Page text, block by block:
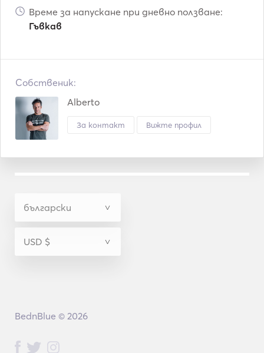
Време за напускане при дневно ползване:
Гъвкав
Собственик:
Alberto
За контакт Вижте профил
BednBlue © 2026